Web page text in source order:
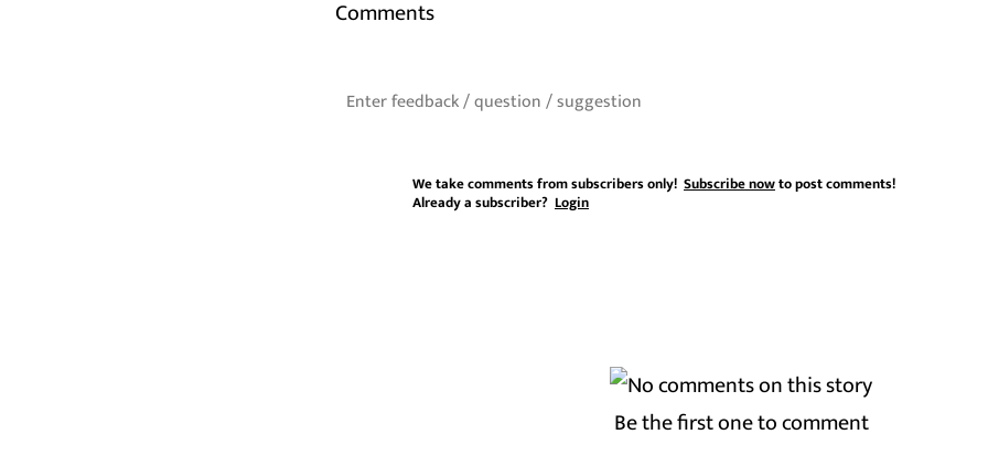
Comments
We take comments from subscribers only! Subscribe nowto post comments!
Already a subscriber? Login
Be the first one to comment